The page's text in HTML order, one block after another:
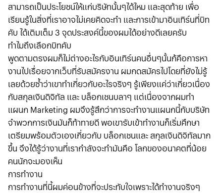
สามารถเป็นประโยชน์ให้แก่บริษัทนั้นๆได้ไหม และสุดท้าย เพื่อ
เรียนรู้ในสิ่งที่เราอาจไม่เคยคิดจะทำ และการเข้ามาอินเทิร์นที่บิท
คับ ได้เติมเต็ม 3 จุดประสงค์นี้ของผมได้อย่างดีเลยครับ
ทำไมถึงเลือกบิทคับ
พูดตามตรงผมก็ไม่ต่างอะไรกับอินเทิร์นคนอื่นๆนั้นก้คือการหา
งานไปเรื่อยจากเว็บที่รับสมัครงาน ผมกดสมัครไปโดยที่ยังไม่รู้
เลยด้วยซ้ำว่าเขาทำเกี่ยวกับอะไรจริงๆ รู้เพียงแค่ว่าเกี่ยวเนื่อง
กับสกุลเงินดิจิทัล และ บล็อกเชนบลาๆ แต่เนื่องจากผมทำ
แผนก Marketing ผมจึงรู้สึกว่าการจะทำงานแผนกนี้กับบริษัท
จำพวกการเงินมันก็ท้าทายดี พอเขารับเข้าทำงานก็เริ่มศึกษา
เตรียมพร้อมตัวเองเกี่ยวกับ บล็อกเชนและ สกุลเงินดิจิทัลมาก
ขึ้น จึงได้รู้ว่างานที่เรากำลังจะทำมันคือ โลกของอนาคตที่น้อย
คนนักจะมองเห็น
การทำงาน
การทำงานที่นี้ผมค่อนข้างที่จะประทับใจเพราะได้ทำงานจริงๆ